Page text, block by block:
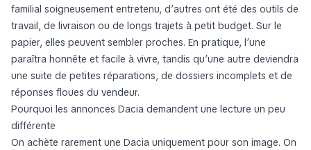
familial soigneusement entretenu, d’autres ont été des outils de
travail, de livraison ou de longs trajets à petit budget. Sur le
papier, elles peuvent sembler proches. En pratique, l’une
paraîtra honnête et facile à vivre, tandis qu’une autre deviendra
une suite de petites réparations, de dossiers incomplets et de
réponses floues du vendeur.
Pourquoi les annonces Dacia demandent une lecture un peu
différente
On achète rarement une Dacia uniquement pour son image. On